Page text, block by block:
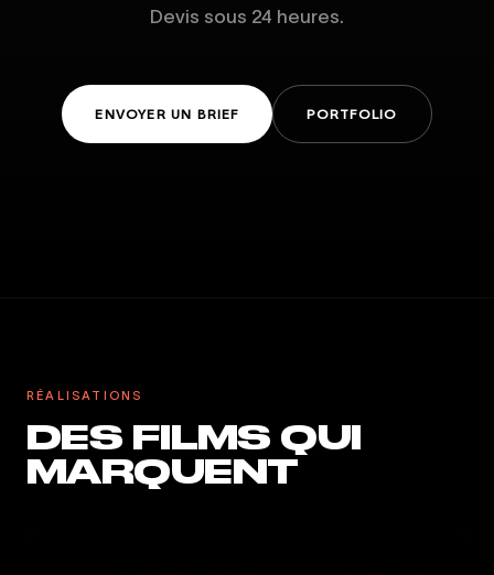
Devis sous 24 heures.
ENVOYER UN BRIEF PORTFOLIO
RÉALISATIONS
DES FILMS QUI
MARQUENT